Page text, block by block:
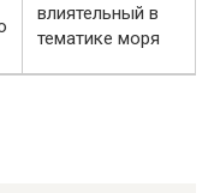
влиятельный в
тематике моря